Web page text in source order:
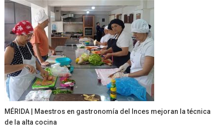
MÉRIDA | Maestros en gastronomía del Inces mejoran la técnica
de la alta cocina